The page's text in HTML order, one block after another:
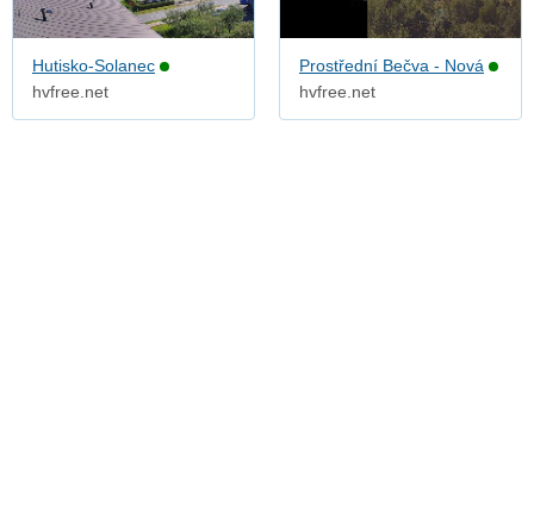
Hutisko-Solanec
hvfree.net
Prostřední Bečva - Nová
hvfree.net